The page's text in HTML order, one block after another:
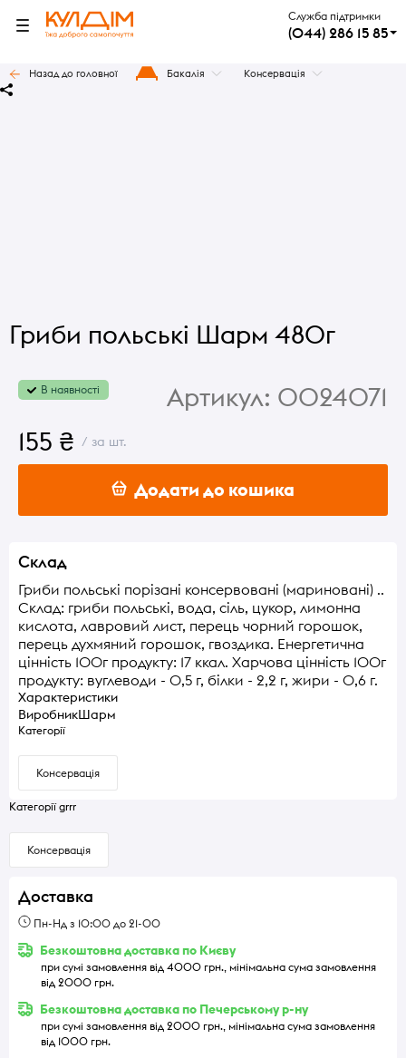
Служба підтримки
(044) 286 15 85
Назад до головної Бакалія Консервація
Гриби польські Шарм 480г
В наявності Артикул: 0024071
155 ₴ / за шт.
Додати до кошика
Склад
Гриби польські порізані консервовані (мариновані) ..
Склад: гриби польські, вода, сіль, цукор, лимонна
кислота, лавровий лист, перець чорний горошок,
перець духмяний горошок, гвоздика. Енергетична
цінність 100г продукту: 17 ккал. Харчова цінність 100г
продукту: вуглеводи - 0,5 г, білки - 2,2 г, жири - 0,6 г.
Характеристики
ВиробникШарм
Категорії
Консервація
Категорії grrr
Консервація
Доставка
Пн-Нд з 10:00 до 21-00
Безкоштовна доставка по Києву
при сумі замовлення від 4000 грн., мінімальна сума замовлення
від 2000 грн.
Безкоштовна доставка по Печерському р-ну
при сумі замовлення від 2000 грн., мінімальна сума замовлення
від 1000 грн.